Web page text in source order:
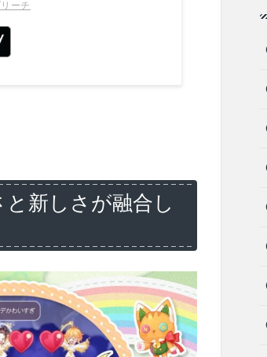
ーチ
と新しさが融合し